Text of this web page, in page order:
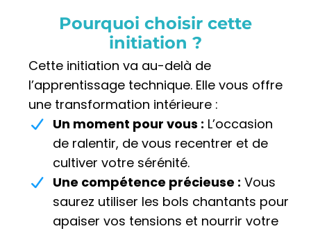
Pourquoi choisir cette
initiation ?
Cette initiation va au-delà de
l’apprentissage technique. Elle vous offre
une transformation intérieure :
Un moment pour vous : L’occasion
de ralentir, de vous recentrer et de
cultiver votre sérénité.
Une compétence précieuse : Vous
saurez utiliser les bols chantants pour
apaiser vos tensions et nourrir votre